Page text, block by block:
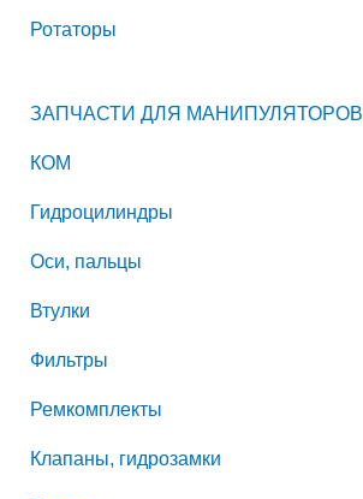
Ротаторы
ЗАПЧАСТИ ДЛЯ МАНИПУЛЯТОРОВ
КОМ
Гидроцилиндры
Оси, пальцы
Втулки
Фильтры
Ремкомплекты
Клапаны, гидрозамки